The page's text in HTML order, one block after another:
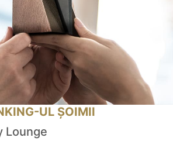
UL ȘOIMII
Lounge